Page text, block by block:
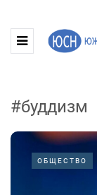
#буддизм
ОБЩЕСТВО